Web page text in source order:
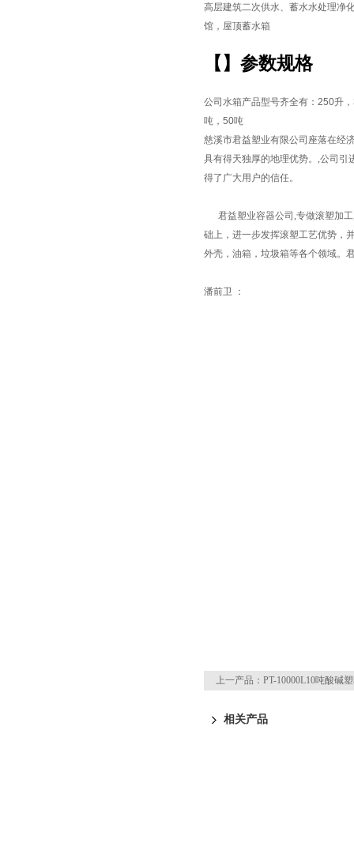
高层建筑二次供水、蓄水水处理净
馆，屋顶蓄水箱
【 】参数规格
公司水箱产品型号齐全有： 250升，
吨， 50吨
慈溪市君益塑业有限公司座落在经
具有得天独厚的地理优势。,公司引
得了广大用户的信任。
君益塑业容器公司,专做滚塑加工
础上，进一步发挥滚塑工艺优势，
外壳，油箱，垃圾箱等各个领域。
潘前卫 ：
上一产品： PT-10000L10吨酸碱
相关产品